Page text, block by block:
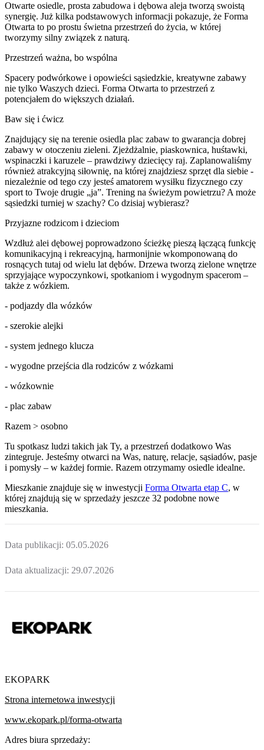
Otwarte osiedle, prosta zabudowa i dębowa aleja tworzą swoistą
synergię. Już kilka podstawowych informacji pokazuje, że Forma
Otwarta to po prostu świetna przestrzeń do życia, w której
tworzymy silny związek z naturą.
Przestrzeń ważna, bo wspólna
Spacery podwórkowe i opowieści sąsiedzkie, kreatywne zabawy
nie tylko Waszych dzieci. Forma Otwarta to przestrzeń z
potencjałem do większych działań.
Baw się i ćwicz
Znajdujący się na terenie osiedla plac zabaw to gwarancja dobrej
zabawy w otoczeniu zieleni. Zjeżdżalnie, piaskownica, huśtawki,
wspinaczki i karuzele – prawdziwy dziecięcy raj. Zaplanowaliśmy
również atrakcyjną siłownię, na której znajdziesz sprzęt dla siebie -
niezależnie od tego czy jesteś amatorem wysiłku fizycznego czy
sport to Twoje drugie „ja”. Trening na świeżym powietrzu? A może
sąsiedzki turniej w szachy? Co dzisiaj wybierasz?
Przyjazne rodzicom i dzieciom
Wzdłuż alei dębowej poprowadzono ścieżkę pieszą łączącą funkcję
komunikacyjną i rekreacyjną, harmonijnie wkomponowaną do
rosnących tutaj od wielu lat dębów. Drzewa tworzą zielone wnętrze
sprzyjające wypoczynkowi, spotkaniom i wygodnym spacerom –
także z wózkiem.
- podjazdy dla wózków
- szerokie alejki
- system jednego klucza
- wygodne przejścia dla rodziców z wózkami
- wózkownie
- plac zabaw
Razem > osobno
Tu spotkasz ludzi takich jak Ty, a przestrzeń dodatkowo Was
zintegruje. Jesteśmy otwarci na Was, naturę, relacje, sąsiadów, pasje
i pomysły – w każdej formie. Razem otrzymamy osiedle idealne.
Mieszkanie znajduje się w inwestycji Forma Otwarta etap C, w
której znajdują się w sprzedaży jeszcze 32 podobne nowe
mieszkania.
Data publikacji: 05.05.2026
Data aktualizacji: 29.07.2026
EKOPARK
Strona internetowa inwestycji
www.ekopark.pl/forma-otwarta
Adres biura sprzedaży: